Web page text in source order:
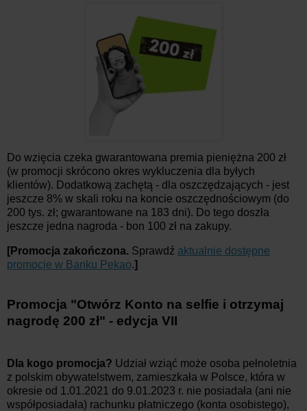
Do wzięcia czeka gwarantowana premia pieniężna 200 zł
(w promocji skrócono okres wykluczenia dla byłych
klientów). Dodatkową zachętą - dla oszczędzających - jest
jeszcze 8% w skali roku na koncie oszczędnościowym (do
200 tys. zł; gwarantowane na 183 dni). Do tego doszła
jeszcze jedna nagroda - bon 100 zł na zakupy.
[Promocja zakończona. Sprawdź aktualnie dostępne
promocje w Banku Pekao.]
Promocja "Otwórz Konto na selfie i otrzymaj
nagrodę 200 zł" - edycja VII
Dla kogo promocja? Udział wziąć może osoba pełnoletnia
z polskim obywatelstwem, zamieszkała w Polsce, która w
okresie od 1.01.2021 do 9.01.2023 r. nie posiadała (ani nie
współposiadała) rachunku płatniczego (konta osobistego),